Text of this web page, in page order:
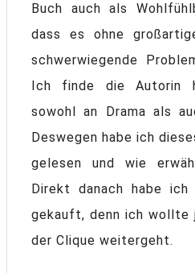
Buch auch als
dass es ohne
schwerwiegende
Ich finde die Autorin
sowohl an Drama als
Deswegen habe ich
gelesen und wie
Direkt danach habe ich
gekauft, denn ich wollte
der Clique weitergeht.